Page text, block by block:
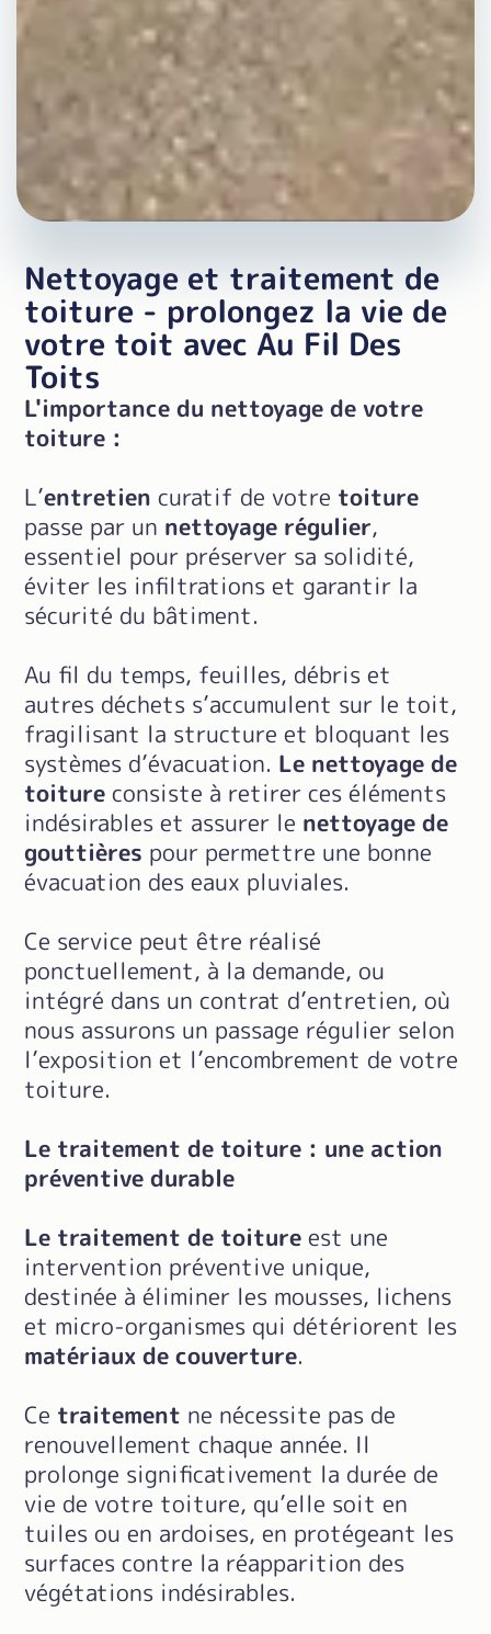
Nettoyage et traitement de
toiture - prolongez la vie de
votre toit avec Au Fil Des
Toits
L'importance du nettoyage de votre
toiture :
L’entretien curatif de votre toiture
passe par un nettoyage régulier,
essentiel pour préserver sa solidité,
éviter les infiltrations et garantir la
sécurité du bâtiment.
Au fil du temps, feuilles, débris et
autres déchets s’accumulent sur le toit,
fragilisant la structure et bloquant les
systèmes d’évacuation. Le nettoyage de
toiture consiste à retirer ces éléments
indésirables et assurer le nettoyage de
gouttières pour permettre une bonne
évacuation des eaux pluviales.
Ce service peut être réalisé
ponctuellement, à la demande, ou
intégré dans un contrat d’entretien, où
nous assurons un passage régulier selon
l’exposition et l’encombrement de votre
toiture.
Le traitement de toiture : une action
préventive durable
Le traitement de toiture est une
intervention préventive unique,
destinée à éliminer les mousses, lichens
et micro-organismes qui détériorent les
matériaux de couverture.
Ce traitement ne nécessite pas de
renouvellement chaque année. Il
prolonge significativement la durée de
vie de votre toiture, qu’elle soit en
tuiles ou en ardoises, en protégeant les
surfaces contre la réapparition des
végétations indésirables.